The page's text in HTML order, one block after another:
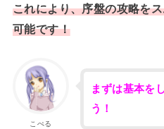
これにより、序盤の攻略を
可能です！
こぺる
まずは基本を
う！